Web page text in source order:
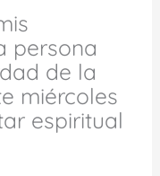
persona
de la
miércoles
espiritual